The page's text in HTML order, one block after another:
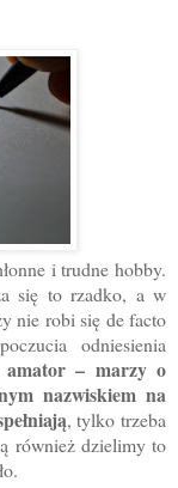
i trudne hobby.
się to rzadko, a w
nie robi się de facto
odniesienia
amator – marzy o
nazwiskiem na
, tylko trzeba
również dzielimy to